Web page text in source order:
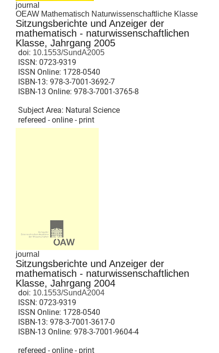
journal
OEAW Mathematisch Naturwissenschaftliche Klasse
Sitzungsberichte und Anzeiger der
mathematisch - naturwissenschaftlichen
Klasse, Jahrgang 2005
doi: 10.1553/SundA2005
ISSN: 0723-9319
ISSN Online: 1728-0540
ISBN-13: 978-3-7001-3692-7
ISBN-13 Online: 978-3-7001-3765-8
Subject Area: Natural Science
refereed - online - print
journal
Sitzungsberichte und Anzeiger der
mathematisch - naturwissenschaftlichen
Klasse, Jahrgang 2004
doi: 10.1553/SundA2004
ISSN: 0723-9319
ISSN Online: 1728-0540
ISBN-13: 978-3-7001-3617-0
ISBN-13 Online: 978-3-7001-9604-4
refereed - online - print